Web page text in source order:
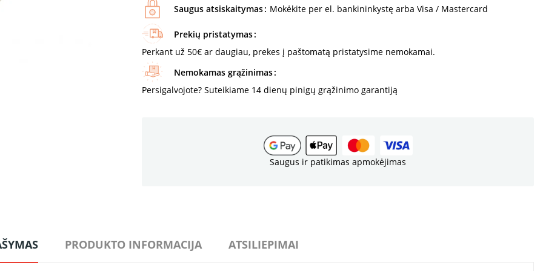
Saugus atsiskaitymas Mokėkite per el. bankininkystę arba Visa / Mastercard
Prekių pristatymas
Perkant už 50€ ar daugiau, prekes į paštomatą pristatysime nemokamai.
Nemokamas grąžinimas
Persigalvojote? Suteikiame 14 dienų pinigų grąžinimo garantiją
Saugus ir patikimas apmokėjimas
PRODUKTO INFORMACIJA ATSILIEPIMAI